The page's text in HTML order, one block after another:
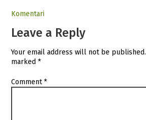
Komentari
Leave a Reply
Your email address will not be published.
marked*
Comment*